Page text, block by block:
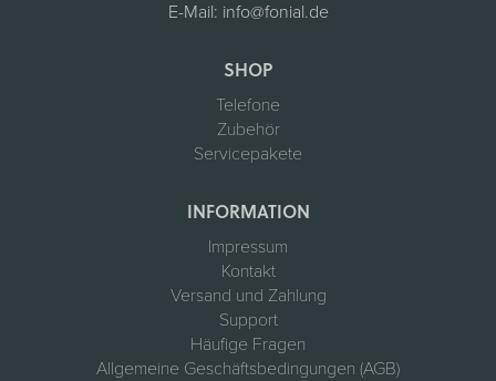
E-Mail: info@fonial.de
SHOP
Telefone
Zubehör
Servicepakete
INFORMATION
Impressum
Kontakt
Versand und Zahlung
Support
Häufige Fragen
Allgemeine Geschäftsbedingungen (AGB)